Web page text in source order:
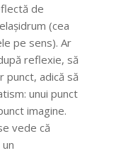
de
(cea
pe sens). Ar
reflexie, să
punct, adică să
unui punct
imagine.
vede că